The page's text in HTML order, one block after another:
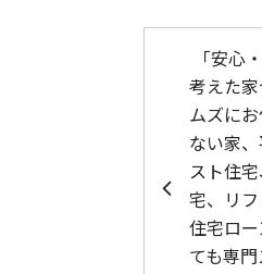
投稿
「安心
考えた
ムズに
ない家
スト住
宅、リフ
住宅ロ
ても専